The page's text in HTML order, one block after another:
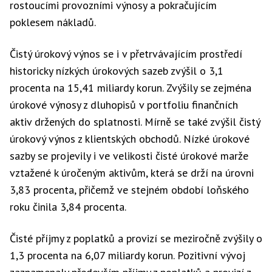
rostoucími provozními výnosy a pokračujícím
poklesem nákladů.
Čistý úrokový výnos se i v přetrvávajícím prostředí
historicky nízkých úrokových sazeb zvýšil o 3,1
procenta na 15,41 miliardy korun. Zvýšily se zejména
úrokové výnosy z dluhopisů v portfoliu finančních
aktiv držených do splatnosti. Mírně se také zvýšil čistý
úrokový výnos z klientských obchodů. Nízké úrokové
sazby se projevily i ve velikosti čisté úrokové marže
vztažené k úročeným aktivům, která se drží na úrovni
3,83 procenta, přičemž ve stejném období loňského
roku činila 3,84 procenta.
Čisté příjmy z poplatků a provizí se meziročně zvýšily o
1,3 procenta na 6,07 miliardy korun. Pozitivní vývoj